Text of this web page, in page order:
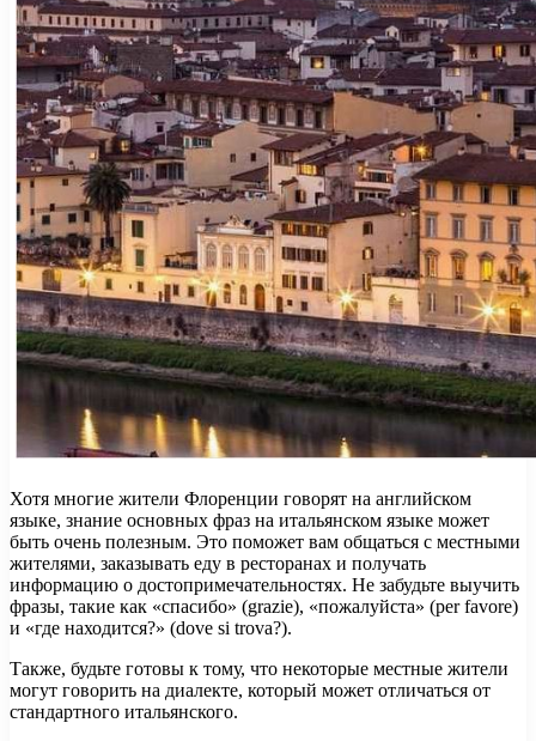
Хотя многие жители Флоренции говорят на английском
языке, знание основных фраз на итальянском языке может
быть очень полезным. Это поможет вам общаться с местными
жителями, заказывать еду в ресторанах и получать
информацию о достопримечательностях. Не забудьте выучить
фразы, такие как «спасибо» (grazie), «пожалуйста» (per favore)
и «где находится?» (dove si trova?).
Также, будьте готовы к тому, что некоторые местные жители
могут говорить на диалекте, который может отличаться от
стандартного итальянского.